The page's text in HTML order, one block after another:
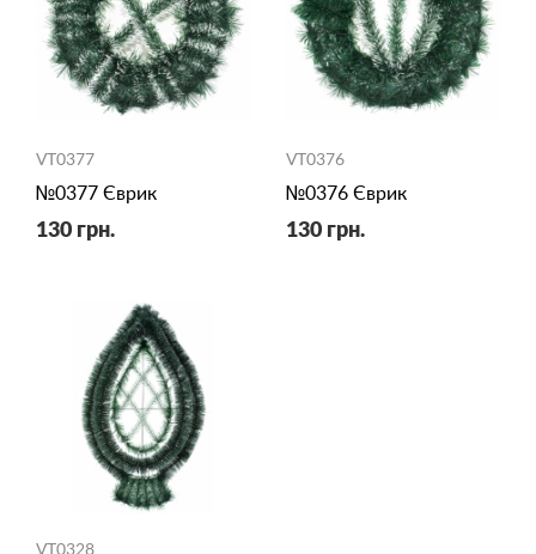
VT0377
№0377 Єврик
130 грн.
VT0376
№0376 Єврик
130 грн.
VT0328